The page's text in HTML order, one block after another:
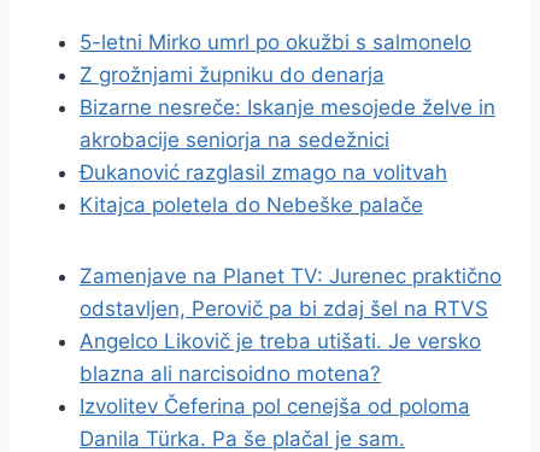
5-letni Mirko umrl po okužbi s salmonelo
Z grožnjami župniku do denarja
Bizarne nesreče: Iskanje mesojede želve in
akrobacije seniorja na sedežnici
Đukanović razglasil zmago na volitvah
Kitajca poletela do Nebeške palače
Zamenjave na Planet TV: Jurenec praktično
odstavljen, Perovič pa bi zdaj šel na RTVS
Angelco Likovič je treba utišati. Je versko
blazna ali narcisoidno motena?
Izvolitev Čeferina pol cenejša od poloma
Danila Türka. Pa še plačal je sam.